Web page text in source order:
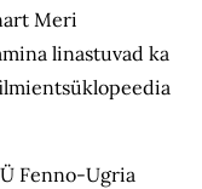
Meri
linastuvad ka
Fenno-Ugria